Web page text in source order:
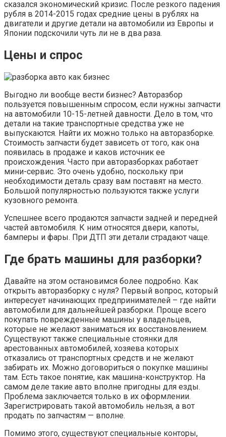
сказался экономический кризис. После резкого падения
рубля в 2014-2015 годах средние цены в рублях на
двигатели и другие детали на автомобили из Европы и
Японии подскочили чуть ли не в два раза.
Цены и спрос
Выгодно ли вообще вести бизнес? Авторазбор
пользуется повышенным спросом, если нужны запчасти
на автомобили 10-15-летней давности. Дело в том, что
детали на такие транспортные средства уже не
выпускаются. Найти их можно только на авторазборке.
Стоимость запчасти будет зависеть от того, как она
появилась в продаже и каков источник ее
происхождения. Часто при авторазборках работает
мини-сервис. Это очень удобно, поскольку при
необходимости деталь сразу вам поставят на место.
Большой популярностью пользуются также услуги
кузовного ремонта.
Успешнее всего продаются запчасти задней и передней
частей автомобиля. К ним относятся двери, капоты,
бамперы и фары. При ДТП эти детали страдают чаще.
Где брать машины для разборки?
Давайте на этом остановимся более подробно. Как
открыть авторазборку с нуля? Первый вопрос, который
интересует начинающих предпринимателей – где найти
автомобили для дальнейшей разборки. Проще всего
покупать поврежденные машины у владельцев,
которые не желают заниматься их восстановлением.
Существуют также специальные стоянки для
арестованных автомобилей, хозяева которых
отказались от транспортных средств и не желают
забирать их. Можно договориться о покупке машины
там. Есть такое понятие, как машина-конструктор. На
самом деле такие авто вполне пригодны для езды.
Проблема заключается только в их оформлении.
Зарегистрировать такой автомобиль нельзя, а вот
продать по запчастям — вполне.
Помимо этого, существуют специальные конторы,